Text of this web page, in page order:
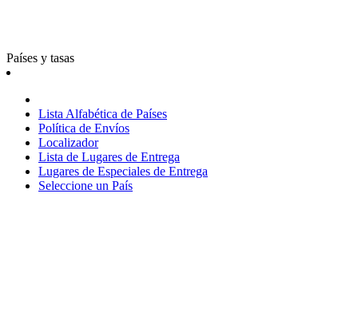
Países y tasas
Lista Alfabética de Países
Política de Envíos
Localizador
Lista de Lugares de Entrega
Lugares de Especiales de Entrega
Seleccione un País